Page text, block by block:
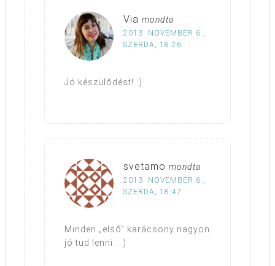
Via mondta
2013. NOVEMBER 6.,
SZERDA, 18:26
Jó készülődést! :)
svetamo mondta
2013. NOVEMBER 6.,
SZERDA, 18:47
Minden „első” karácsony nagyon
jó tud lenni. : )